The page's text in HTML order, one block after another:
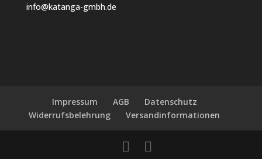
info@katanga-gmbh.de
Impressum AGB
Datenschutz
Widerrufsbelehrung
Versandinformationen